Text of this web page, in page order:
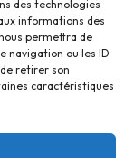
des technologies
informations des
permettra de
navigation ou les ID
retirer son
caractéristiques